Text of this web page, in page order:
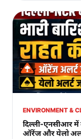
ENVIRONMENT &
दिल्ली-एनसीआर में
ऑरेंज और येलो